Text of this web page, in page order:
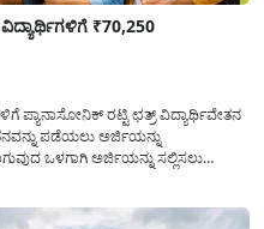
₹70,250
ಪ್ಯಾನಾಸೋನಿಕ್ ರಟ್ಟಿ ಛತ್ರ್ ವಿದ್ಯಾರ್ಥಿವೇತನ
ಪಡೆಯಲು ಅರ್ಜಿಯನ್ನು
ಒಳಗಾಗಿ ಅರ್ಜಿಯನ್ನು ಸಲ್ಲಿಸಲು